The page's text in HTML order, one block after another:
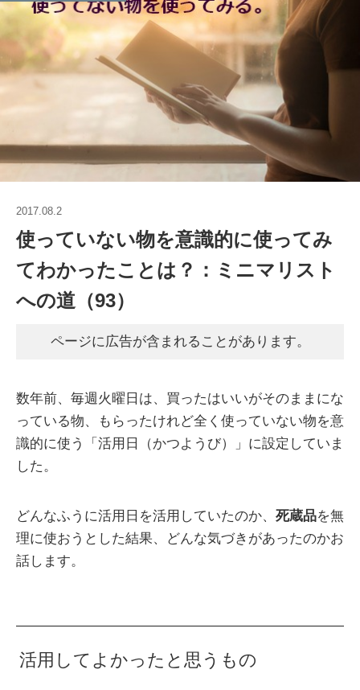
2017.08.2
使っていない物を意識的に使ってみ
てわかったことは？：ミニマリスト
への道（93）
ページに広告が含まれることがあります。
数年前、毎週火曜日は、買ったはいいがそのままにな
っている物、もらったけれど全く使っていない物を意
識的に使う「活用日（かつようび）」に設定していま
した。
どんなふうに活用日を活用していたのか、 死蔵品を無
理に使おうとした結果、どんな気づきがあったのかお
話します。
活用してよかったと思うもの